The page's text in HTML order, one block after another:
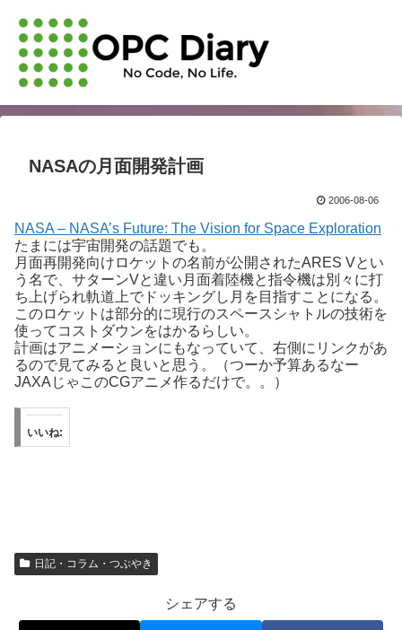
NASAの月面開発計画
2006-08-06
NASA – NASA’s Future: The Vision for Space Exploration
たまには宇宙開発の話題でも。
月面再開発向けロケットの名前が公開されたARES Vとい
う名で、サターンVと違い月面着陸機と指令機は別々に打
ち上げられ軌道上でドッキングし月を目指すことになる。
このロケットは部分的に現行のスペースシャトルの技術を
使ってコストダウンをはかるらしい。
計画はアニメーションにもなっていて、右側にリンクがあ
るので見てみると良いと思う。（つーか予算あるなー
JAXAじゃこのCGアニメ作るだけで。。）
いいね:
日記・コラム・つぶやき
シェアする